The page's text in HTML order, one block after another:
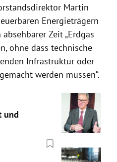
Martin
Energieträgern
Zeit „Erdgas
ohne dass technische
Infrastruktur oder
werden müssen“.
und